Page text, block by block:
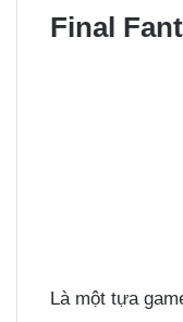
Final
Là một tựa